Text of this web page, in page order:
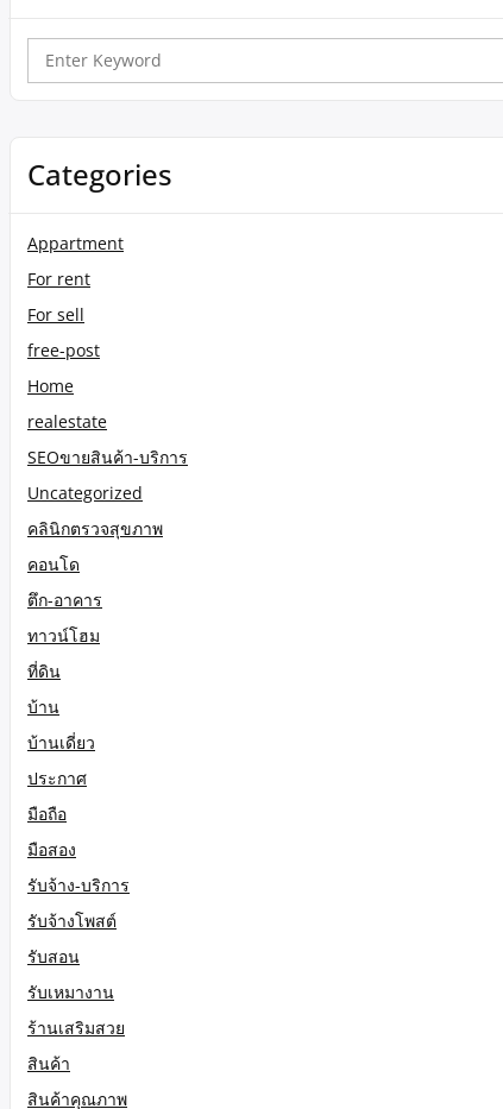
Search
Categories
Appartment
For rent
For sell
free-post
Home
realestate
SEOขายสินค้า-บริการ
Uncategorized
คลินิกตรวจสุขภาพ
คอนโด
ตึก-อาคาร
ทาวน์โฮม
ที่ดิน
บ้าน
บ้านเดี่ยว
ประกาศ
มือถือ
มือสอง
รับจ้าง-บริการ
รับจ้างโพสต์
รับสอน
รับเหมางาน
ร้านเสริมสวย
สินค้า
สินค้าคุณภาพ